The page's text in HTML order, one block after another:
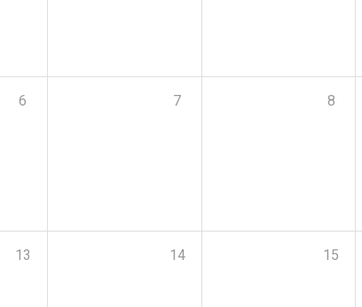
6 7 8
13 14 15